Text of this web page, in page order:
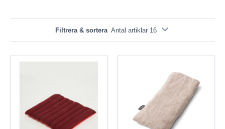
Filtrera & sortera Antal artiklar 16